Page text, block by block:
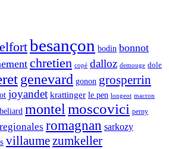
besançon bodin bonnot
chretien copé dalloz demouge dole
genevard gonon grosperrin
joyandet krattinger le pen longeot macron
montelmoscovici perny
regionales romagnan sarkozy
villaumezumkeller